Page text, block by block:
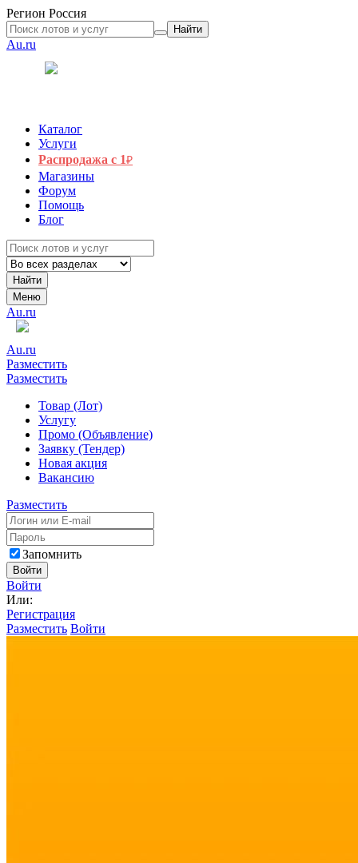
Регион Россия
Найти
Au.ru
Каталог
Услуги
Распродажа с 1₽
Магазины
Форум
Помощь
Блог
Найти
Меню
Au.ru
Au.ru
Разместить
Разместить
Товар (Лот)
Услугу
Промо (Объявление)
Заявку (Тендер)
Новая акция
Вакансию
Разместить
Запомнить
Войти
Войти
Или:
Регистрация
Разместить Войти